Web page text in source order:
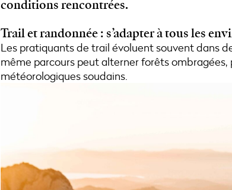
conditions rencontrées.
Trail et randonnée : s’adapter à tous les
Les pratiquants de trail évoluent souvent dans
même parcours peut alterner forêts
météorologiques soudains.